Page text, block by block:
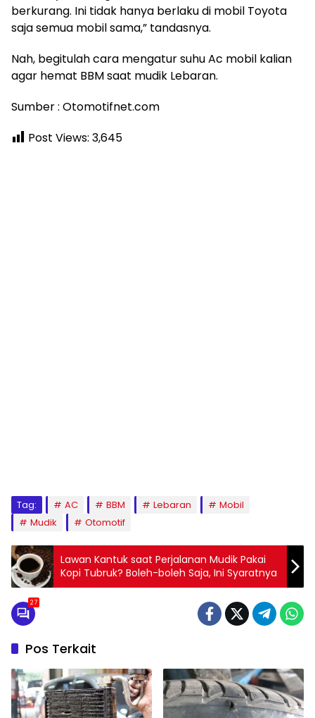
berkurang. Ini tidak hanya berlaku di mobil Toyota
saja semua mobil sama,” tandasnya.
Nah, begitulah cara mengatur suhu Ac mobil kalian
agar hemat BBM saat mudik Lebaran.
Sumber : Otomotifnet.com
Post Views: 3,645
Tag: AC BBM Lebaran
Mobil
Mudik
Otomotif
Lawan Kantuk saat Perjalanan Mudik Pakai
Kopi Tubruk? Boleh-boleh Saja, Ini Syaratnya
27
Pos Terkait